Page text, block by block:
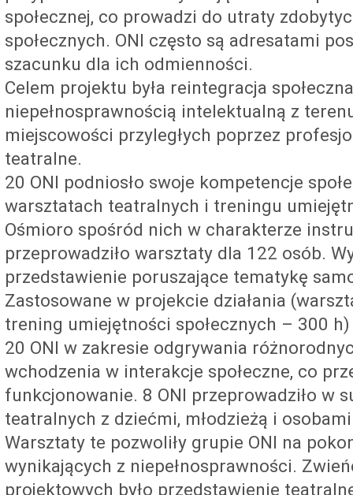
społecznej, co prowadzi do utraty
społecznych. ONI często są adresatami
szacunku dla ich odmienności.
Celem projektu była reintegracja
niepełnosprawnością intelektualną z
miejscowości przyległych poprzez
teatralne.
20 ONI podniosło swoje kompetencje
warsztatach teatralnych i treningu
Ośmioro spośród nich w charakterze
przeprowadziło warsztaty dla 122 osób.
przedstawienie poruszające tematykę
Zastosowane w projekcie działania
trening umiejętności społecznych – 300
20 ONI w zakresie odgrywania
wchodzenia w interakcje społeczne, co
funkcjonowanie. 8 ONI przeprowadziło w
teatralnych z dziećmi, młodzieżą i
Warsztaty te pozwoliły grupie ONI na
wynikających z niepełnosprawności.
projektowych było przedstawienie